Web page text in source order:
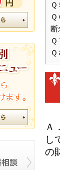
断
Ａ．
し
の